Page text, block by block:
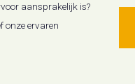
aansprakelijk is?
onze ervaren